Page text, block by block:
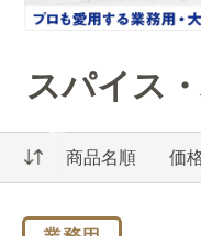
スパイス
商品名順 価